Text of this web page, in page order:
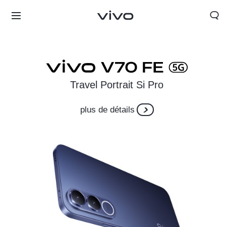
Morocco | Veuillez sélectionner le pays/la région
Travel Portrait Si Pro
plus de détails